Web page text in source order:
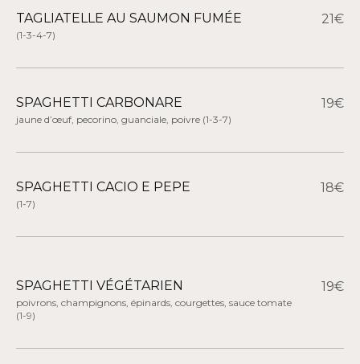
TAGLIATELLE AU SAUMON FUMÉE 21€
(1-3-4-7)
SPAGHETTI CARBONARE 19€
jaune d’œuf, pecorino, guanciale, poivre (1-3-7)
SPAGHETTI CACIO E PEPE 18€
(1-7)
SPAGHETTI VÉGÉTARIEN 19€
poivrons, champignons, épinards, courgettes, sauce tomate
(1-9)